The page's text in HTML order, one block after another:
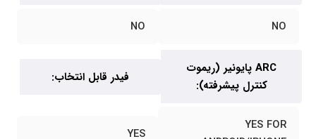
NO
NO
ARC پایونیر (ریموت
کنترل پیشرفته):
YES FOR
فیدر قابل انتخاب:
YES